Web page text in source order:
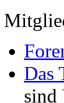
Das
sind